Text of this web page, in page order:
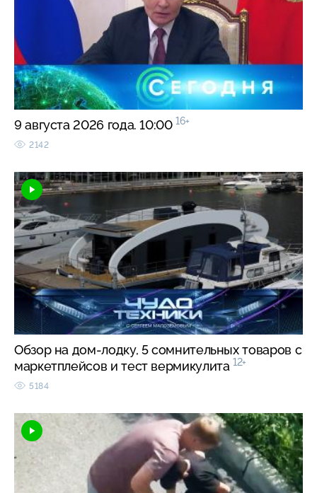
9 августа 2026 года. 10:00 16+
2142
Обзор на дом-лодку, 5 сомнительных товаров с
маркетплейсов и тест вермикулита 12+
5184